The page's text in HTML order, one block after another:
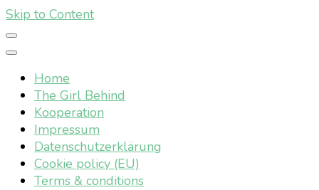
Skip to Content
Home
The Girl Behind
Kooperation
Impressum
Datenschutzerklärung
Cookie policy (EU)
Terms & conditions